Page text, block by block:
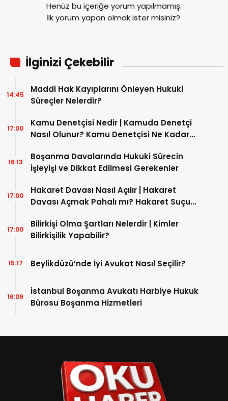
Henüz bu içeriğe yorum yapılmamış.
İlk yorum yapan olmak ister misiniz?
İlginizi Çekebilir
Maddi Hak Kayıplarını Önleyen Hukuki
Süreçler Nelerdir?
14:45
Kamu Denetçisi Nedir | Kamuda Denetçi
Nasıl Olunur? Kamu Denetçisi Ne Kadar
17:00
Boşanma Davalarında Hukuki Sürecin
İşleyişi ve Dikkat Edilmesi Gerekenler
16:13
Hakaret Davası Nasıl Açılır | Hakaret
Davası Açmak Pahalı mı? Hakaret Suçu
17:00
Bilirkişi Olma Şartları Nelerdir | Kimler
Bilirkişilik Yapabilir?
17:00
Beylikdüzü’nde İyi Avukat Nasıl Seçilir?
15:17
İstanbul Boşanma Avukatı Harbiye Hukuk
Bürosu Boşanma Hizmetleri
16:09